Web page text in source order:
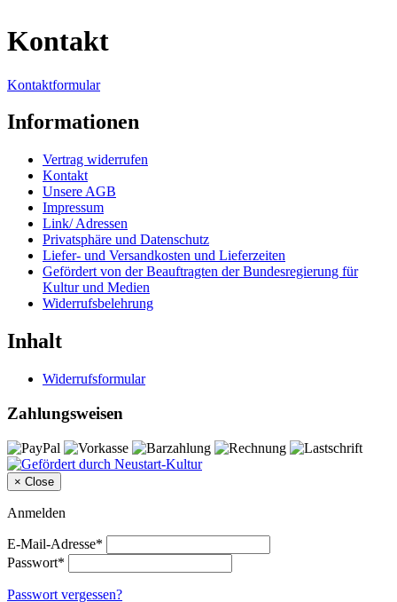
Kontakt
Kontaktformular
Informationen
Vertrag widerrufen
Kontakt
Unsere AGB
Impressum
Link/ Adressen
Privatsphäre und Datenschutz
Liefer- und Versandkosten und Lieferzeiten
Gefördert von der Beauftragten der Bundesregierung für
Kultur und Medien
Widerrufsbelehrung
Inhalt
Widerrufsformular
Zahlungsweisen
× Close
Anmelden
E-Mail-Adresse*
Passwort*
Passwort vergessen?